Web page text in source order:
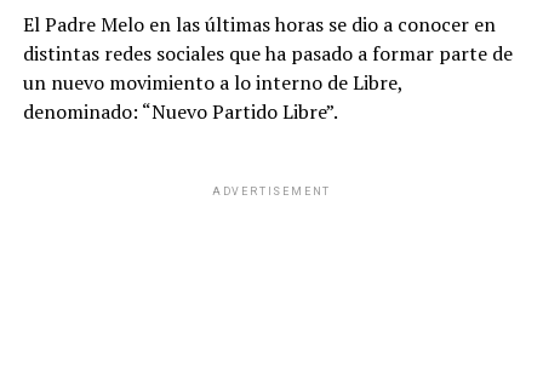
El Padre Melo en las últimas horas se dio a conocer en
distintas redes sociales que ha pasado a formar parte de
un nuevo movimiento a lo interno de Libre,
denominado: “Nuevo Partido Libre”.
ADVERTISEMENT